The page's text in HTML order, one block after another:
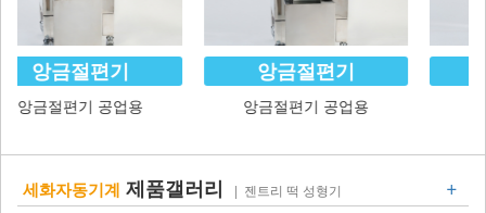
앙금절편기
앙금절편기 공업용
앙금절편기
앙금절편기 공업용
세화자동기계 제품갤러리 | 젠트리 떡 성형기 +